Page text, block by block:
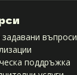
въпроси
поддръжка